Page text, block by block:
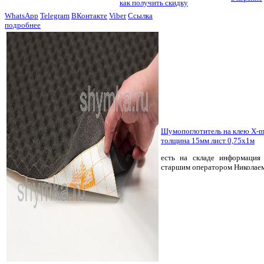
как получить скидку
WhatsApp Telegram ВКонтакте Viber Ссылка
подробнее
Шумопоглотитель на клею X-
толщина 15мм лист 0,75х1м
есть на складе информация
старшим оператором